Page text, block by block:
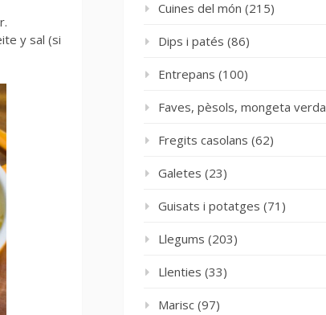
y sal (si
Cuines del món (215)
Dips i patés (86)
Entrepans (100)
Faves, pèsols, mongeta verda
Fregits casolans (62)
Galetes (23)
Guisats i potatges (71)
Llegums (203)
Llenties (33)
Marisc (97)